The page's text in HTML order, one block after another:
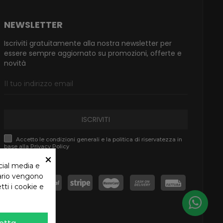
NEWSLETTER
Iscriviti gratuitamente alla nostra newsletter per
essere sempre aggiornato su promozioni, offerte e
novità
ISCRIVITI
Accetto le condizioni generali e la politica di riservatezza in
base alla Privacy Policy
×
media e
vengono
i cookie e